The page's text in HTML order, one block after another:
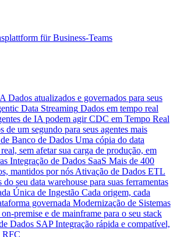
für Business-Teams
Dados atualizados e governados para seus
Data Streaming Dados em tempo real
de IA podem agir CDC em Tempo Real
de um segundo para seus agentes mais
Banco de Dados Uma cópia do data
sem afetar sua carga de produção, em
Integração de Dados SaaS Mais de 400
mantidos por nós Ativação de Dados ETL
seu data warehouse para suas ferramentas
Única de Ingestão Cada origem, cada
governada Modernização de Sistemas
premise e de mainframe para o seu stack
Dados SAP Integração rápida e compatível,
RFC